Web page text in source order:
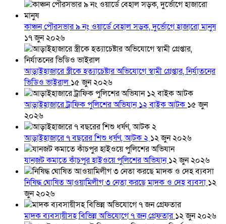
কাঞ্চন পৌরসভার ৯ নং ওয়ার্ডে বেহাল সড়ক, দুর্ভোগে হাজারো মানুষ
১৭ জুন ২০২৬
আড়াইহাজারে স্ত্রীকে হত্যাচেষ্টার অভিযোগে স্বামী গ্রেপ্তার, নির্যাতনের
ভিডিও ভাইরাল ১৫ জুন ২০২৬
আড়াইহাজারে ট্রাফিক পুলিশের অভিযান ১২ বাইক আটক ১৫ জুন
২০২৬
আড়াইহাজারে ৭ বছরের শিশু ধর্ষণ, আটক ২ ১২ জুন ২০২৬
যানজট কমাতে কাঁচপুর হাইওয়ে পুলিশের অভিযান১২ জুন ২০২৬
নিষিদ্ধ ঘোষিত আওয়ামিলীগ ৩ নেতা করছে মাদক ও দেহ ব্যবসা ১২
জুন ২০২৬
মাদক ব্যবসায়ীসহ বিভিন্ন অভিযোগে ৭ জন গ্রেফতার১২ জুন ২০২৬